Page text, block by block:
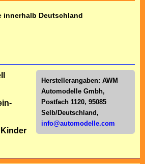
innerhalb Deutschland
Herstellerangaben: AWM
Automodelle Gmbh,
Postfach 1120, 95085
Selb/Deutschl and,
info@automodelle.com